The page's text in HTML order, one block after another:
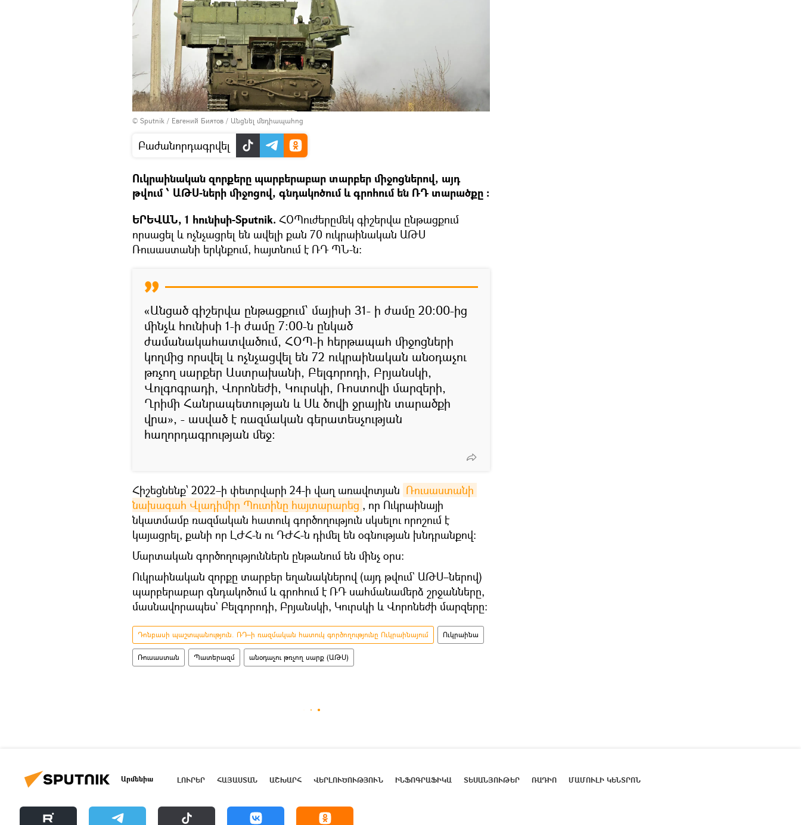
© Sputnik / Евгений Биятов / Անցնել մեդիապահոց
Բաժանորդագրվել
Ուկրաինական զորքերը պարբերաբար տարբեր միջոցներով, այդ
թվում ՝ ԱԹՍ-ների միջոցով, գնդակոծում և գրոհում են ՌԴ տարածքը ։
ԵՐԵՎԱՆ, 1 հունիսի-Sputnik. ՀՕՊուժերըմեկ գիշերվա ընթացքում
որսացել և ոչնչացրել են ավելի քան 70 ուկրաինական ԱԹՍ
Ռուսաստանի երկնքում, հայտնում է ՌԴ ՊՆ-ն:
«Անցած գիշերվա ընթացքում՝ մայիսի 31- ի ժամը 20:00-ից
մինչև հունիսի 1-ի ժամը 7:00-ն ընկած
ժամանակահատվածում, ՀՕՊ-ի հերթապահ միջոցների
կողմից որսվել և ոչնչացվել են 72 ուկրաինական անօդաչու
թռչող սարքեր Աստրախանի, Բելգորոդի, Բրյանսկի,
Վոլգոգրադի, Վորոնեժի, Կուրսկի, Ռոստովի մարզերի,
Ղրիմի Հանրապետության և Սև ծովի ջրային տարածքի
վրա», - ասված է ռազմական գերատեսչության
հաղորդագրության մեջ:
Հիշեցնենք՝ 2022–ի փետրվարի 24-ի վաղ առավոտյան Ռուսաստանի
նախագահ Վլադիմիր Պուտինը հայտարարեց , որ Ուկրաինայի
նկատմամբ ռազմական հատուկ գործողություն սկսելու որոշում է
կայացրել, քանի որ ԼԺՀ-ն ու ԴԺՀ-ն դիմել են օգնության խնդրանքով։
Մարտական գործողություններն ընթանում են մինչ օրս։
Ուկրաինական զորքը տարբեր եղանակներով (այդ թվում` ԱԹՍ–ներով)
պարբերաբար գնդակոծում և գրոհում է ՌԴ սահմանամերձ շրջանները,
մասնավորապես` Բելգորոդի, Բրյանսկի, Կուրսկի և Վորոնեժի մարզերը։
Դոնբասի պաշտպանություն. ՌԴ–ի ռազմական հատուկ գործողությունը Ուկրաինայում Ուկրաինա
Ռուսաստան Պատերազմ անօդաչու թռչող սարք (ԱԹՍ)
Արմենիա ԼՈՒՐԵՐ ՀԱՅԱՍՏԱՆ ԱՇԽԱՐՀ ՎԵՐԼՈՒԾՈՒԹՅՈՒՆ ԻՆՖՈԳՐԱՖԻԿԱ ՏԵՍԱՆՅՈՒԹԵՐ ՌԱԴԻՈ ՄԱՄՈՒԼԻ ԿԵՆՏՐՈՆ